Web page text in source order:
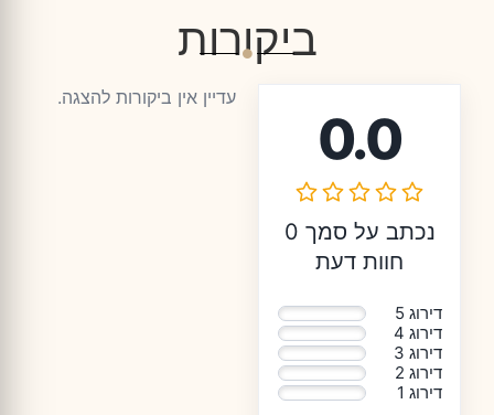
ביקורות
0.0
נכתב על סמך 0
חוות דעת
דירוג 5
דירוג 4
דירוג 3
דירוג 2
דירוג 1
עדיין אין ביקורות להצגה.